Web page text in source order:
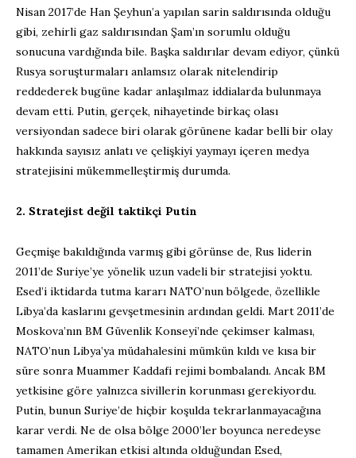
Nisan 2017’de Han Şeyhun’a yapılan sarin saldırısında olduğu
gibi, zehirli gaz saldırısından Şam’ın sorumlu olduğu
sonucuna vardığında bile. Başka saldırılar devam ediyor, çünkü
Rusya soruşturmaları anlamsız olarak nitelendirip
reddederek bugüne kadar anlaşılmaz iddialarda bulunmaya
devam etti. Putin, gerçek, nihayetinde birkaç olası
versiyondan sadece biri olarak görünene kadar belli bir olay
hakkında sayısız anlatı ve çelişkiyi yaymayı içeren medya
stratejisini mükemmelleştirmiş durumda.
2. Stratejist değil taktikçi Putin
Geçmişe bakıldığında varmış gibi görünse de, Rus liderin
2011’de Suriye’ye yönelik uzun vadeli bir stratejisi yoktu.
Esed’i iktidarda tutma kararı NATO’nun bölgede, özellikle
Libya’da kaslarını gevşetmesinin ardından geldi. Mart 2011’de
Moskova’nın BM Güvenlik Konseyi’nde çekimser kalması,
NATO’nun Libya’ya müdahalesini mümkün kıldı ve kısa bir
süre sonra Muammer Kaddafi rejimi bombalandı. Ancak BM
yetkisine göre yalnızca sivillerin korunması gerekiyordu.
Putin, bunun Suriye’de hiçbir koşulda tekrarlanmayacağına
karar verdi. Ne de olsa bölge 2000’ler boyunca neredeyse
tamamen Amerikan etkisi altında olduğundan Esed,